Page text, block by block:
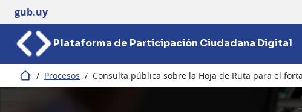
gub.uy
Plataforma de Participación Ciudadana Digital
Inicio / Procesos / Consulta pública sobre la Hoja de Ruta para el